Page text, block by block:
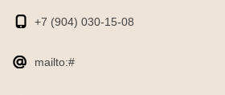
+7 (904) 030-15-08
mailto:#